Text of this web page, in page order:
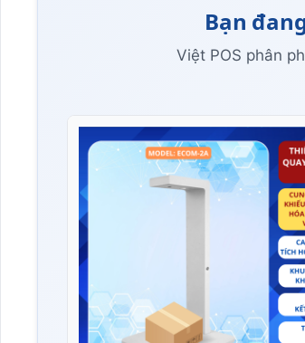
Bạn
Việt POS phân